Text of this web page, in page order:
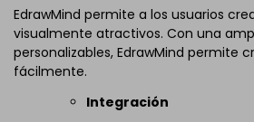
EdrawMind permite a los usuarios
visualmente atractivos. Con una
personalizables, EdrawMind permite
fácilmente.
Integración